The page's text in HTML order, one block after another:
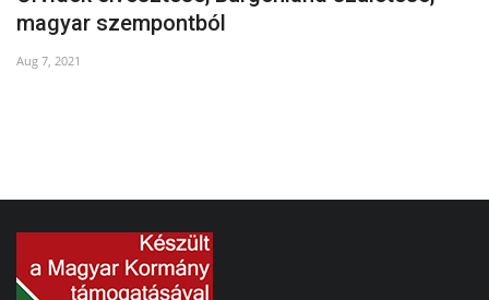
magyar szempontból
Aug 7, 2021